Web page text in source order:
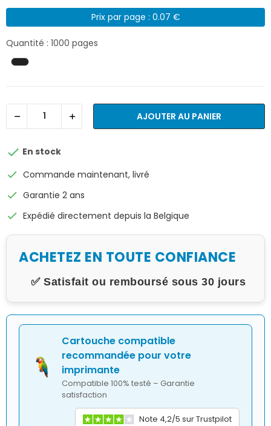
Prix par page : 0.07 €
Quantité : 1000 pages
AJOUTER AU PANIER
 En stock
check Commande maintenant, livré
check Garantie 2 ans
check Expédié directement depuis la Belgique
ACHETEZ EN TOUTE CONFIANCE
✅ Satisfait ou remboursé sous 30 jours
Cartouche compatible
recommandée pour votre
imprimante
Compatible 100% testé – Garantie
satisfaction
Note 4,2/5 sur Trustpilot